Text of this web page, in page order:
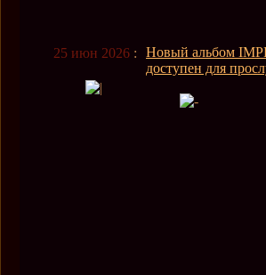
25 июн 2026 :
Новый альбом
доступен для